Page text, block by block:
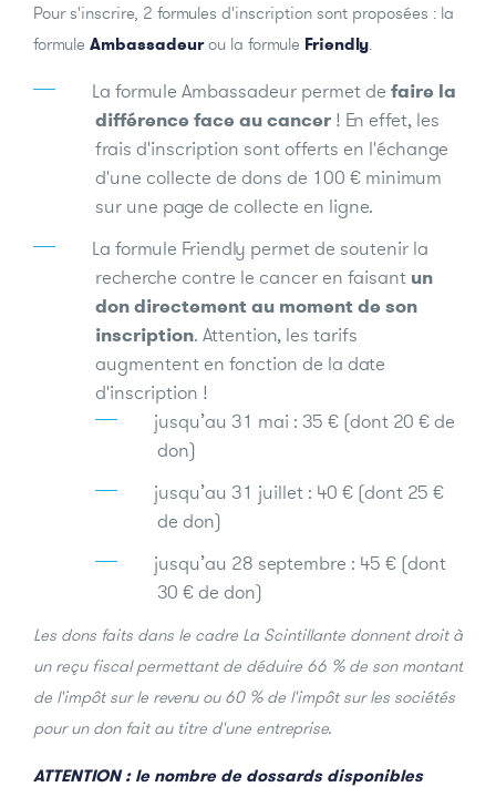
Pour s'inscrire, 2 formules d'inscription sont proposées : la
formule Ambassadeurou la formule Friendly
La formule Ambassadeur permet de faire la
différence face au cancer ! En effet, les
frais d'inscription sont offerts en l'échange
d'une collecte de dons de 100 € minimum
sur une page de collecte en ligne.
La formule Friendly permet de soutenir la
recherche contre le cancer en faisant un
don directement au moment de son
inscription. Attention, les tarifs
augmentent en fonction de la date
d'inscription !
jusqu’au 31 mai : 35 € (dont 20 € de
don)
jusqu’au 31 juillet : 40 € (dont 25 €
de don)
jusqu’au 28 septembre : 45 € (dont
30 € de don)
Les dons faits dans le cadre La Scintillante donnent droit à
un reçu fiscal permettant de déduire 66 % de son montant
de l'impôt sur le revenu ou 60 % de l'impôt sur les sociétés
pour un don fait au titre d'une entreprise.
ATTENTION : le nombre de dossards disponibles